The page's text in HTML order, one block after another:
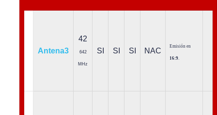
Antena3
42
642
MHz
SI SI SI NAC
Emisión en
16:9